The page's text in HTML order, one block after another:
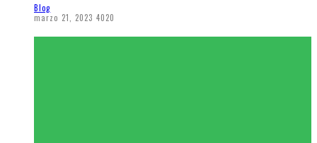
Blog
marzo 21, 2023 4020